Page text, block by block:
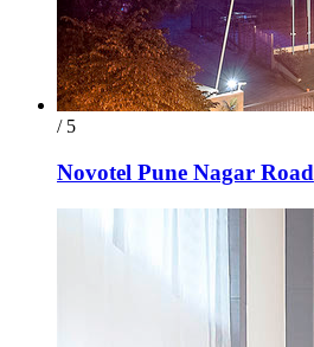
/ 5
Novotel Pune Nagar Road